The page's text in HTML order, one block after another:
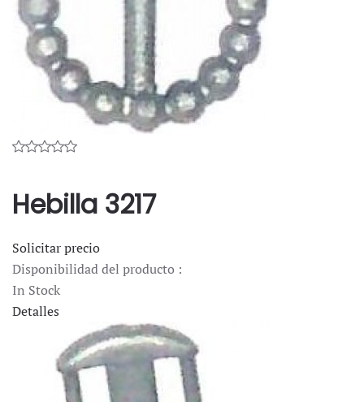
Hebilla 3217
Solicitar precio
Disponibilidad del producto :
In Stock
Detalles